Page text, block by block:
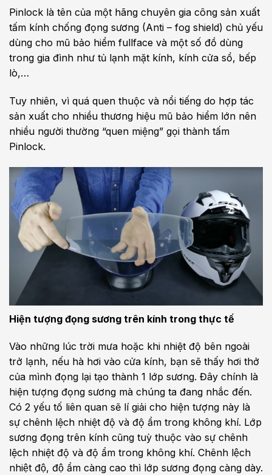
Pinlock là tên của một hãng chuyên gia công sản xuất
tấm kính chống đọng sương (Anti – fog shield) chủ yếu
dùng cho mũ bảo hiểm fullface và một số đồ dùng
trong gia đình như tủ lạnh mặt kính, kính cửa sổ, bếp
lò,…
Tuy nhiên, vì quá quen thuộc và nổi tiếng do hợp tác
sản xuất cho nhiều thương hiệu mũ bảo hiểm lớn nên
nhiều người thường “quen miệng” gọi thành tấm
Pinlock.
Hiện tượng đọng sương trên kính trong thực tế
Vào những lúc trời mưa hoặc khi nhiệt độ bên ngoài
trở lạnh, nếu hà hơi vào cửa kính, bạn sẽ thấy hơi thở
của mình đọng lại tạo thành 1 lớp sương. Đây chính là
hiện tượng đọng sương mà chúng ta đang nhắc đến.
Có 2 yếu tố liên quan sẽ lí giải cho hiện tượng này là
sự chênh lệch nhiệt độ và độ ẩm trong không khí. Lớp
sương đọng trên kính cũng tuỳ thuộc vào sự chênh
lệch nhiệt độ và độ ẩm trong không khí. Chênh lệch
nhiệt độ, độ ẩm càng cao thì lớp sương đọng càng dày.